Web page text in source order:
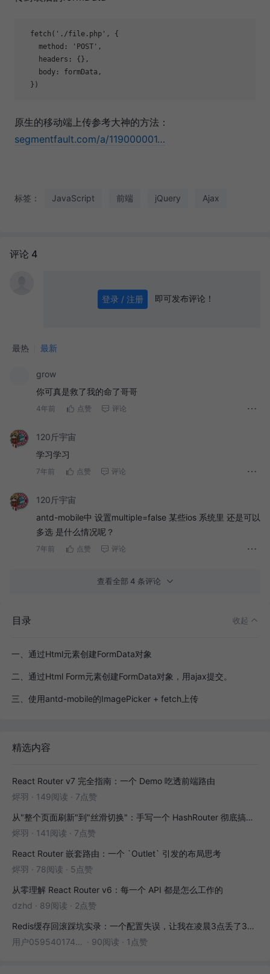
  fetch(
'./file.php' , {
    method:
'POST' ,
    headers: {},
    body: formData,
原生的移动端上传参考大神的方法：
segmentfault.com/a/119000001…
标签： JavaScript 前端 jQuery Ajax
评论 4
登录 / 注册 即可发布评论！
最热 最新
grow
你可真是救了我的命了哥哥
4年前 点赞 评论
120斤宇宙
学习学习
7年前 点赞 评论
120斤宇宙
antd-mobile中 设置multiple=false 某些ios 系统里 还是可以
多选 是什么情况呢？
7年前 点赞 评论
查看全部 4 条评论
目录 收起
一、通过Html元素创建FormData对象
二、通过Html Form元素创建FormData对象，用ajax提交。
三、使用antd-mobile的ImagePicker + fetch上传
精选内容
React Router v7 完全指南：一个 Demo 吃透前端路由
烬羽 · 149阅读 · 7点赞
从"整个页面刷新"到"丝滑切换"：手写一个 HashRouter 彻底搞懂前端路由
烬羽 · 141阅读 · 7点赞
React Router 嵌套路由：一个 `Outlet` 引发的布局思考
烬羽 · 78阅读 · 5点赞
从零理解 React Router v6：每一个 API 都是怎么工作的
dzhd · 89阅读 · 2点赞
Redis缓存回滚踩坑实录：一个配置失误，让我在凌晨3点丢了3000条数据
用户05954017446 · 90阅读 · 1点赞